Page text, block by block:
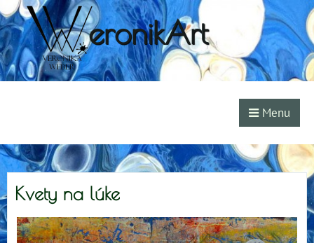
eronikArt
Menu
Kvety na lúke